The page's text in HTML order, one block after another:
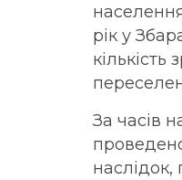
рік у
За часів
наслідок,